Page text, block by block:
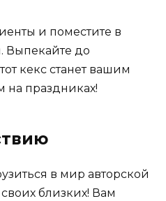
и поместите в
Выпекайте до
кекс станет вашим
праздниках!
в мир авторской
близких! Вам